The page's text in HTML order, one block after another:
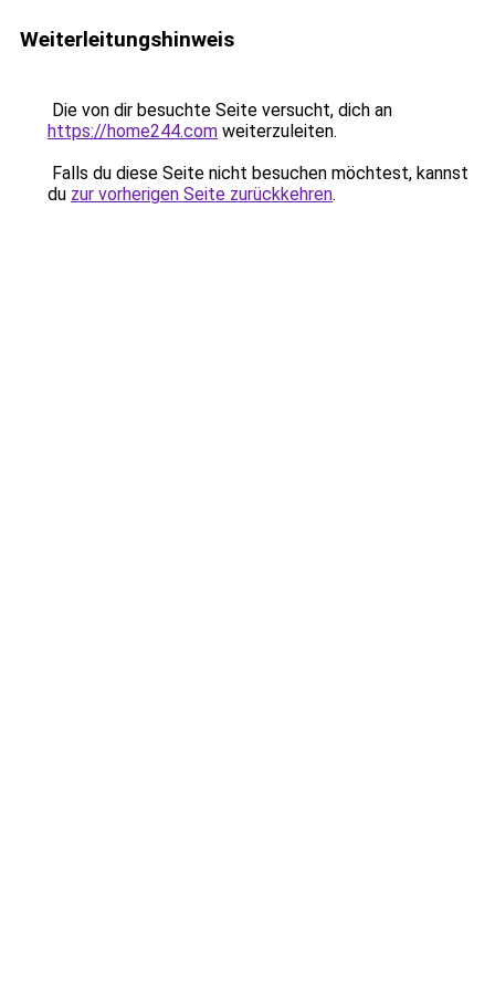
Weiterleitungshinweis
Die von dir besuchte Seite versucht, dich an
https://home244.com weiterzuleiten.
Falls du diese Seite nicht besuchen möchtest, kannst
du zur vorherigen Seite zurückkehren.